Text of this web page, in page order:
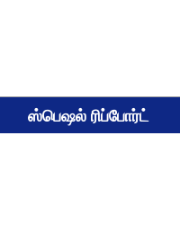
ஸ்பெஷல் ரிப்போர்ட்